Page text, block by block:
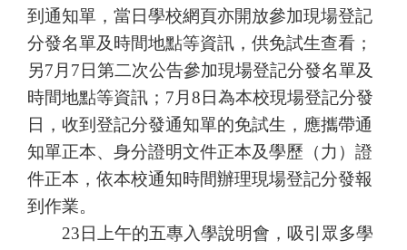
到通知單，當日學校網頁亦開放參加現場登記
分發名單及時間地點等資訊，供免試生查看；
另7月 7 日第二次公告參加現場登記分發名單及
時間地點等資訊； 7月 8 日為本校現場登記分發
日，收到登記分發通知單的免試生，應攜帶通
知單正本、身分證明文件正本及學歷（力）證
件正本，依本校通知時間辦理現場登記分發報
到作業。
23 日上午的五專入學說明會，吸引眾多學